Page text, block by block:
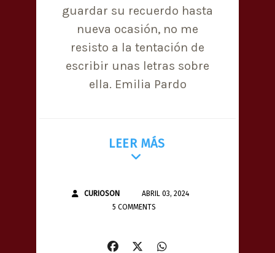
guardar su recuerdo hasta
nueva ocasión, no me
resisto a la tentación de
escribir unas letras sobre
ella. Emilia Pardo
LEER MÁS
CURIOSON
ABRIL 03, 2024
5 COMMENTS